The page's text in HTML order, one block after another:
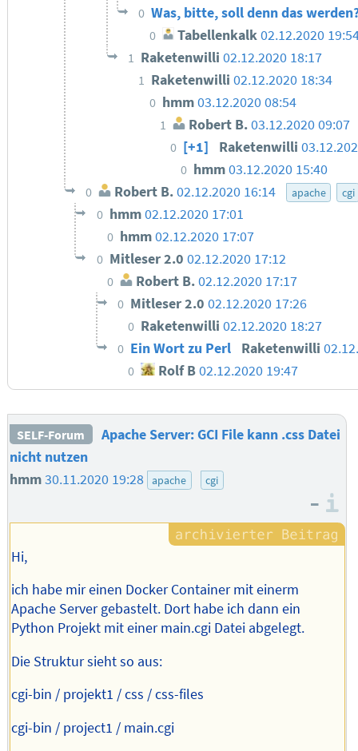
0 Was, bitte, soll denn das
0 Tabellenkalk02.12.2020
1 Raketenwilli02.12.2020 18:17
1 Raketenwilli02.12.2020 18:34
0 hmm03.12.2020 08:54
1 Robert B. 03.12.2020 09:07
0 [+1] Raketenwilli
0 hmm03.12.2020 15:40
0 Robert B.02.12.2020 16:14 apache cgi
0 hmm02.12.2020 17:01
0 hmm02.12.2020 17:07
0 Mitleser 2.0 02.12.2020 17:12
0 Robert B. 02.12.2020 17:17
0 Mitleser 2.0 02.12.2020 17:26
0 Raketenwilli02.12.2020 18:27
0 Ein Wort zu Perl Raketenwilli
0 Rolf B02.12.2020 19:47
SELF-Forum
Apache Server: GCI File kann .css Datei
nicht nutzen
hmm30.11.2020 19:28 apache cgi
–
Hi,
ich habe mir einen Docker Container mit einerm
Apache Server gebastelt. Dort habe ich dann ein
Python Projekt mit einer main.cgi Datei abgelegt.
Die Struktur sieht so aus:
cgi-bin / projekt1 / css / css-files
cgi-bin / project1 / main.cgi